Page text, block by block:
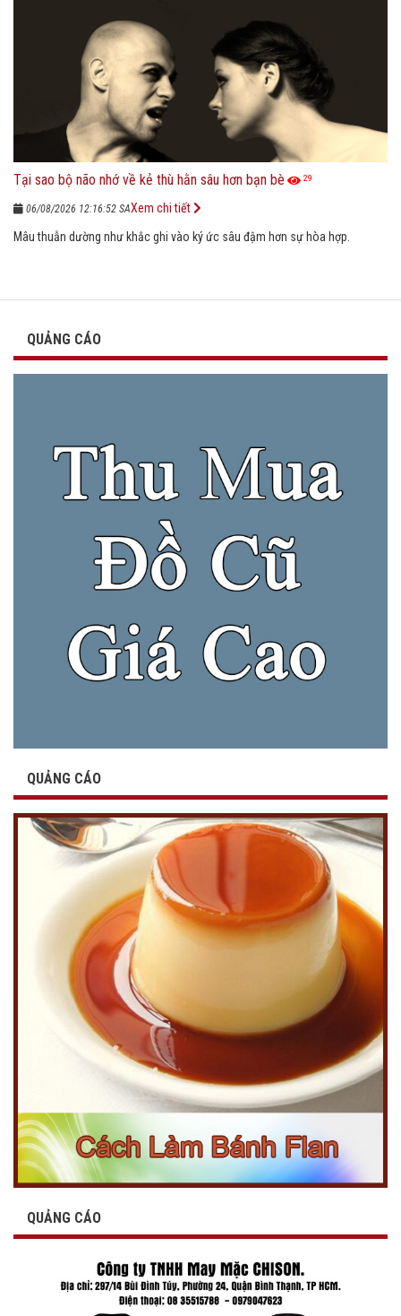
Tại sao bộ não nhớ về kẻ thù hằn sâu hơn bạn bè 29
06/08/2026 12:16:52 SA
Mâu thuẫn dường như khắc ghi vào ký ức sâu đậm hơn sự hòa hợp.
Xem chi tiết
QUẢNG CÁO
QUẢNG CÁO
QUẢNG CÁO